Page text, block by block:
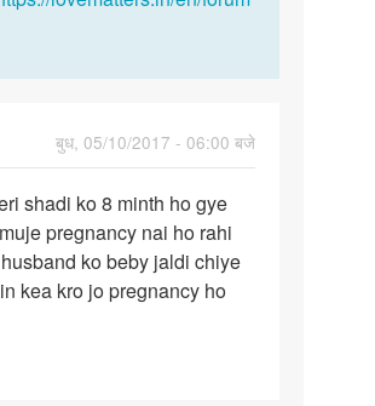
बुध, 05/10/2017 - 06:00 बजे
shadi ko 8 minth ho gye
pregnancy nai ho rahi
ko beby jaldi chiye
kea kro jo pregnancy ho